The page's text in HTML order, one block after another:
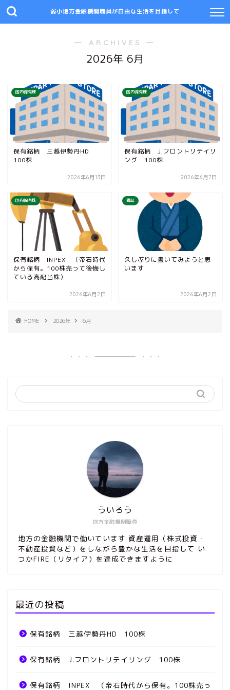
弱小地方金融機関職員が自由な生活を目指して
― ARCHIVES ―
2026年 6月
国内保有株
保有銘柄 三越伊勢丹HD
100株
2026年6月13日
国内保有株
保有銘柄 J.フロントリテイリ
ング 100株
2026年6月7日
国内保有株
保有銘柄 INPEX （帝石時代
から保有。100株売って後悔し
ている高配当株）
2026年6月2日
雑記
久しぶりに書いてみようと思
います
2026年6月2日
HOME 2026年 6月
地方金融機関職員
ういろう
地方の金融機関で働いています 資産運用（株式投資・
不動産投資など）をしながら豊かな生活を目指して い
つかFIRE（リタイア）を達成できますように
最近の投稿
保有銘柄 三越伊勢丹HD 100株
保有銘柄 J.フロントリテイリング 100株
保有銘柄 INPEX （帝石時代から保有。100株売っ